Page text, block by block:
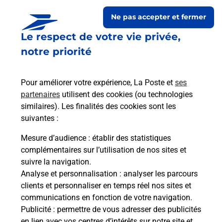
Le respect de votre vie privée,
notre priorité
Pour améliorer votre expérience, La Poste et ses
partenaires utilisent des cookies (ou technologies
similaires). Les finalités des cookies sont les
suivantes :
Mesure d’audience : établir des statistiques
complémentaires sur l’utilisation de nos sites et
suivre la navigation.
Analyse et personnalisation : analyser les parcours
clients et personnaliser en temps réel nos sites et
communications en fonction de votre navigation.
Publicité : permettre de vous adresser des publicités
Ne pas accepter et fermer
Boîte aux lettres La Poste
Prochaine collecte du courrier vendredi
08h30
1 Rue De L Eglise
51300 Ponthion
Itinéraire
Le lien s'ouvre dans un nouvel onglet